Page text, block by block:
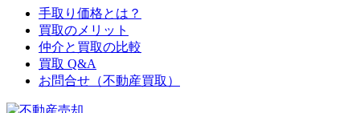
手取り価格とは？
買取のメリット
仲介と買取の比較
買取 Q&A
お問合せ（不動産買取）